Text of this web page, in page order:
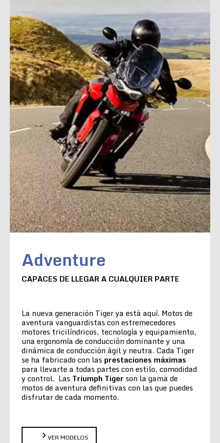
Adventure
CAPACES DE LLEGAR A CUALQUIER PARTE
La nueva generación Tiger ya está aquí. Motos de
aventura vanguardistas con estremecedores
motores tricilíndricos, tecnología y equipamiento,
una ergonomía de conducción dominante y una
dinámica de conducción ágil y neutra. Cada Tiger
se ha fabricado con las prestaciones máximas
para llevarte a todas partes con estilo, comodidad
y control. Las Triumph Tiger son la gama de
motos de aventura definitivas con las que puedes
disfrutar de cada momento.
VER MODELOS